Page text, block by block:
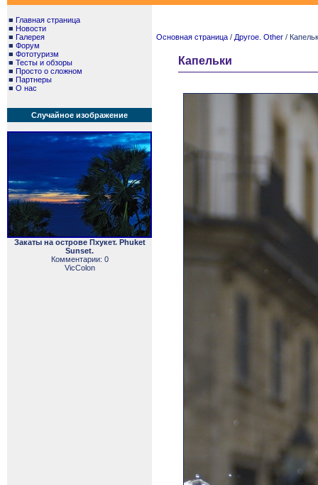
■ Главная страница
■ Новости
■ Галерея
■ Форум
■ Фототуризм
■ Тесты и обзоры
■ Просто о сложном
■ Партнеры
■ О нас
Случайное изображение
Закаты на острове Пхукет. Phuket
Sunset.
Комментарии: 0
VicColon
Основная страница / Другое. Other /
Капельки